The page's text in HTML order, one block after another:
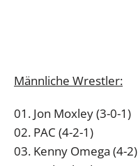
Männliche Wrestler:
01. Jon Moxley (3-0-1)
02. PAC (4-2-1)
03. Kenny Omega (4-2)